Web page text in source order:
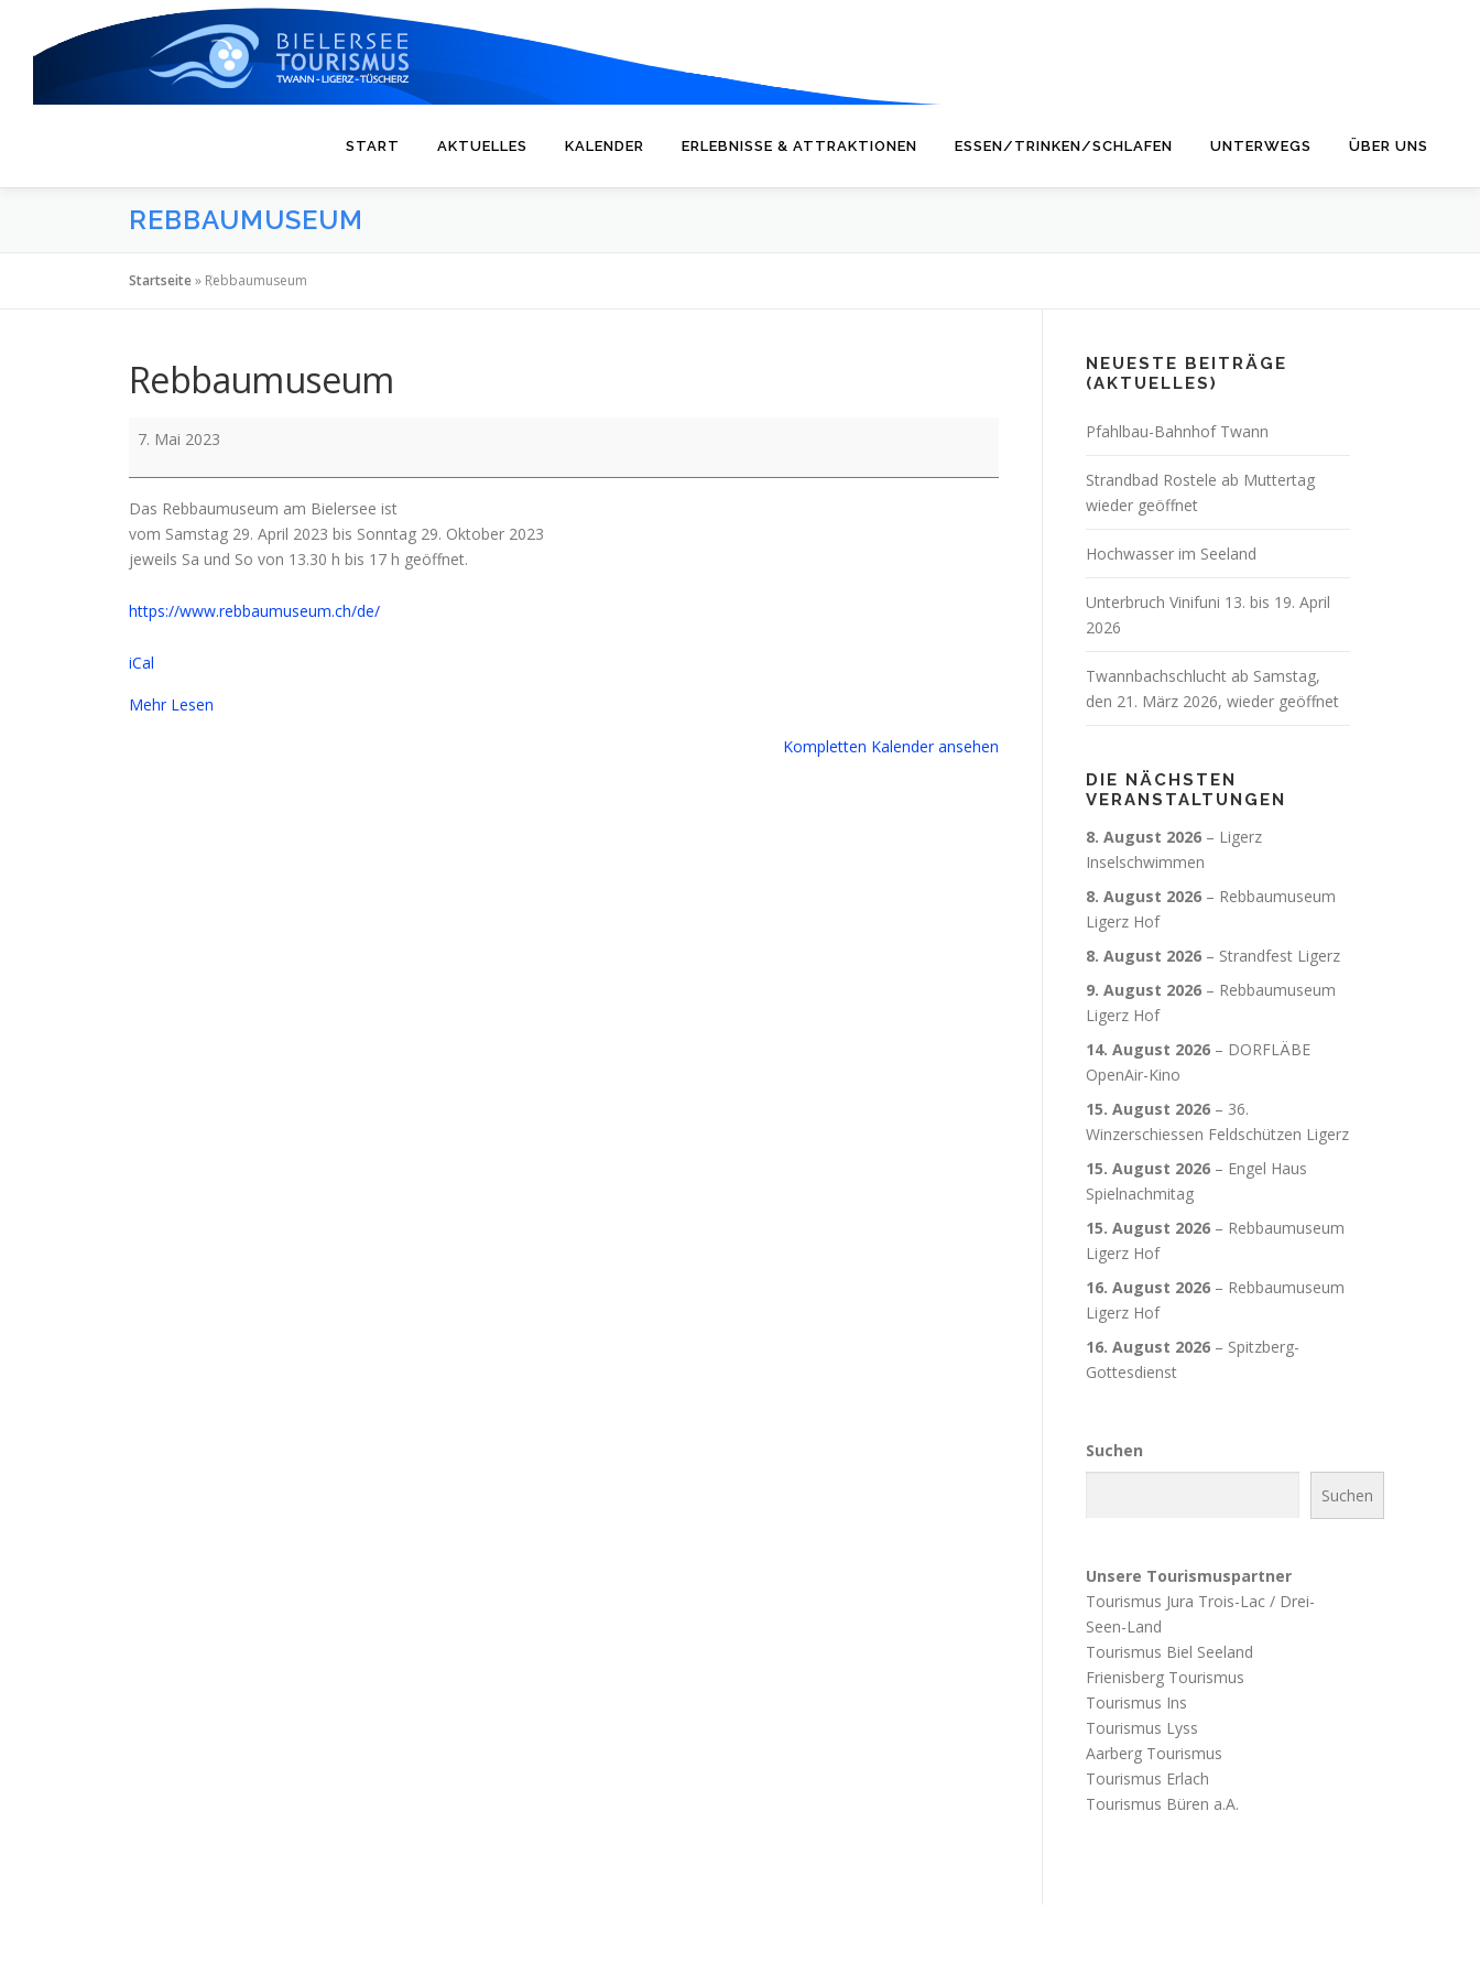
springen
START AKTUELLES KALENDER ERLEBNISSE & ATTRAKTIONEN ESSEN/TRINKEN/SCHLAFEN UNTERWEGS ÜBER UNS
REBBAUMUSEUM
Startseite» Rebbaumuseum
Rebbaumuseum
Rebbaumuseum
7. Mai 2023
Das Rebbaumuseum am Bielersee ist
vom Samstag 29. April 2023 bis Sonntag 29. Oktober 2023
jeweils Sa und So von 13.30 h bis 17 h geöffnet.
https://www.rebbaumuseum.ch/de/
iCal
Mehr Lesen
Kompletten Kalender ansehen
NEUESTE BEITRÄGE
(AKTUELLES)
Pfahlbau-Bahnhof Twann
Strandbad Rostele ab Muttertag
wieder geöffnet
Hochwasser im Seeland
Unterbruch Vinifuni 13. bis 19. April
2026
Twannbachschlucht ab Samstag,
den 21. März 2026, wieder geöffnet
DIE NÄCHSTEN
VERANSTALTUNGEN
8. August 2026 – Ligerz
Inselschwimmen
8. August 2026 – Rebbaumuseum
Ligerz Hof
8. August 2026 – Strandfest Ligerz
9. August 2026 – Rebbaumuseum
Ligerz Hof
14. August 2026 – DORFLÄBE
OpenAir-Kino
15. August 2026 – 36.
Winzerschiessen Feldschützen Ligerz
15. August 2026 – Engel Haus
Spielnachmitag
15. August 2026 – Rebbaumuseum
Ligerz Hof
16. August 2026 – Rebbaumuseum
Ligerz Hof
16. August 2026 – Spitzberg-
Gottesdienst
Suchen
Suchen
Unsere Tourismuspartner
Tourismus Jura Trois-Lac / Drei-
Seen-Land
Tourismus Biel Seeland
Frienisberg Tourismus
Tourismus Ins
Tourismus Lyss
Aarberg Tourismus
Tourismus Erlach
Tourismus Büren a.A.